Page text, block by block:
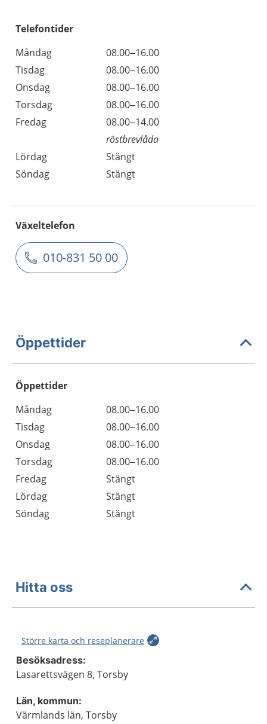
Telefontider
Måndag
08.00–16.00
Tisdag
08.00–16.00
Onsdag
08.00–16.00
Torsdag
08.00–16.00
Fredag
08.00–14.00
röstbrevlåda
Lördag
Stängt
Söndag
Stängt
Växeltelefon
010-831 50 00
Öppettider
Öppettider
Dag
Öppettider
Kommentarer
Måndag
08.00–16.00
Tisdag
08.00–16.00
Onsdag
08.00–16.00
Torsdag
08.00–16.00
Fredag
Stängt
Lördag
Stängt
Söndag
Stängt
Hitta oss
Större karta och reseplanerare
Besöksadress:
Lasarettsvägen 8, Torsby
Län, kommun:
Värmlands län, Torsby